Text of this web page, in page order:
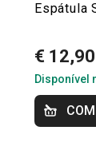
Espátula
€ 12,90
Disponível